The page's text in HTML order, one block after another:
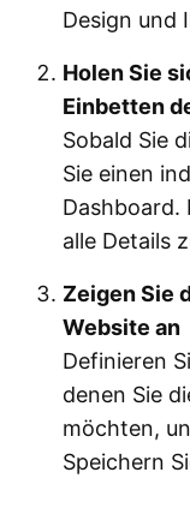
Design und
Holen Sie
Einbetten
Sobald Sie
Sie einen
Dashboard.
alle Details
Zeigen Sie
Website an
Definieren
denen Sie
möchten,
Speichern